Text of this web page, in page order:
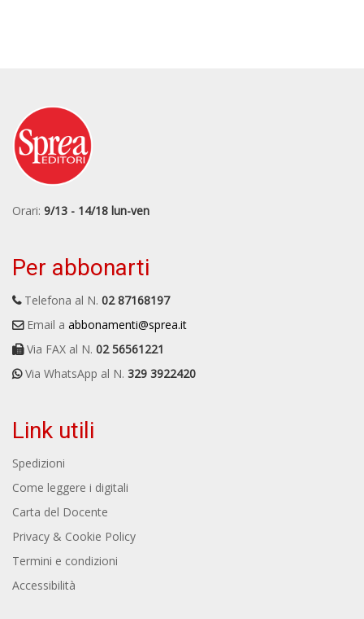
Orari: 9/13 - 14/18 lun-ven
Per abbonarti
Telefona al N. 02 87168197
Email a abbonamenti@sprea.it
Via FAX al N. 02 56561221
Via WhatsApp al N. 329 3922420
Link utili
Spedizioni
Come leggere i digitali
Carta del Docente
Privacy & Cookie Policy
Termini e condizioni
Accessibilità